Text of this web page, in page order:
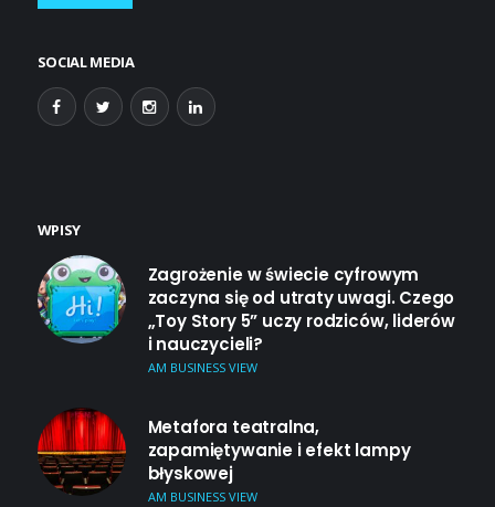
SOCIAL MEDIA
WPISY
Zagrożenie w świecie cyfrowym
zaczyna się od utraty uwagi. Czego
„Toy Story 5” uczy rodziców, liderów
i nauczycieli?
AM BUSINESS VIEW
Metafora teatralna,
zapamiętywanie i efekt lampy
błyskowej
AM BUSINESS VIEW